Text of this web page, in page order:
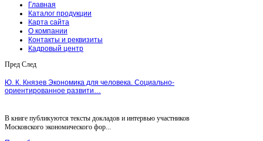
Главная
Каталог продукции
Карта сайта
О компании
Контакты и реквизиты
Кадровый центр
Пред След
Ю. К. Князев Экономика для человека. Социально-
ориентированное развити…
В книге публикуются тексты докладов и интервью участников
Московского экономического фор...